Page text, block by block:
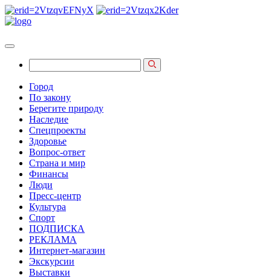
Город
По закону
Берегите природу
Наследие
Спецпроекты
Здоровье
Вопрос-ответ
Страна и мир
Финансы
Люди
Пресс-центр
Культура
Спорт
ПОДПИСКА
РЕКЛАМА
Интернет-магазин
Экскурсии
Выставки